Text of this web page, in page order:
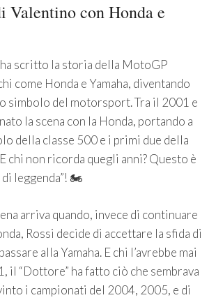
con Honda e
scritto la storia della MotoGP
come Honda e Yamaha, diventando
simbolo del motorsport. Tra il 2001 e
la scena con la Honda, portando a
della classe 500 e i primi due della
chi non ricorda quegli anni? Questo è
di leggenda”! 🏍️
arriva quando, invece di continuare
Rossi decide di accettare la sfida di
alla Yamaha. E chi l’avrebbe mai
il “Dottore” ha fatto ciò che sembrava
i campionati del 2004, 2005, e di